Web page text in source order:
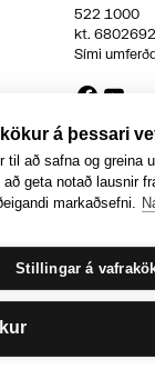
522 1000
kt.
Sími
FacebookYouTube
á þessari
til að safna og greina
geta notað lausnir
markaðsefni.
Stillingar á